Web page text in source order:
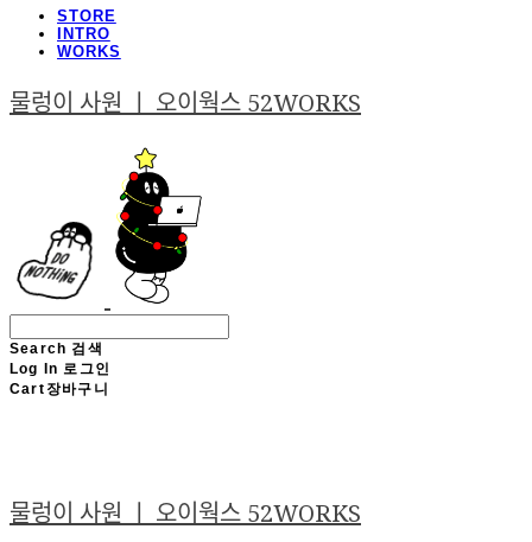
STORE
INTRO
WORKS
물렁이 사원 ㅣ 오이웍스 52WORKS
Search 검색
Log In 로그인
Cart 장바구니
물렁이 사원 ㅣ 오이웍스 52WORKS